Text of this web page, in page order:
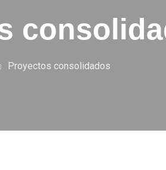
Proyectos consolidados